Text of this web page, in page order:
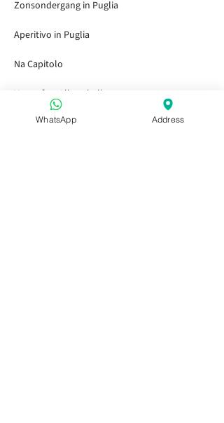
Zonsondergang in Puglia
Aperitivo in Puglia
Na Capitolo
Voor of na Alberobello
Aperitivo in Puglia
WhatsApp Address